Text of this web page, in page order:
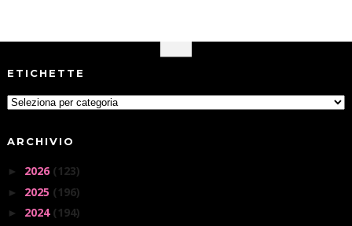
ETICHETTE
ARCHIVIO
► 2026 (123)
► 2025 (196)
► 2024 (194)